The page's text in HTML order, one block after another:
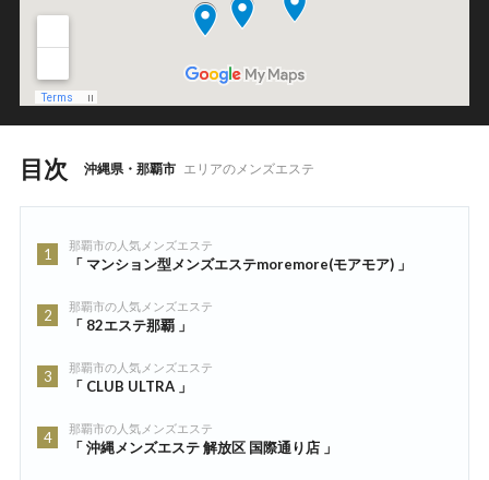
目次 沖縄県・那覇市 エリアのメンズエステ
1
那覇市の人気メンズエステ
「 マンション型メンズエステmoremore(モアモア) 」
2
那覇市の人気メンズエステ
「 82エステ那覇 」
3
那覇市の人気メンズエステ
「 CLUB ULTRA 」
4
那覇市の人気メンズエステ
「 沖縄メンズエステ 解放区 国際通り店 」